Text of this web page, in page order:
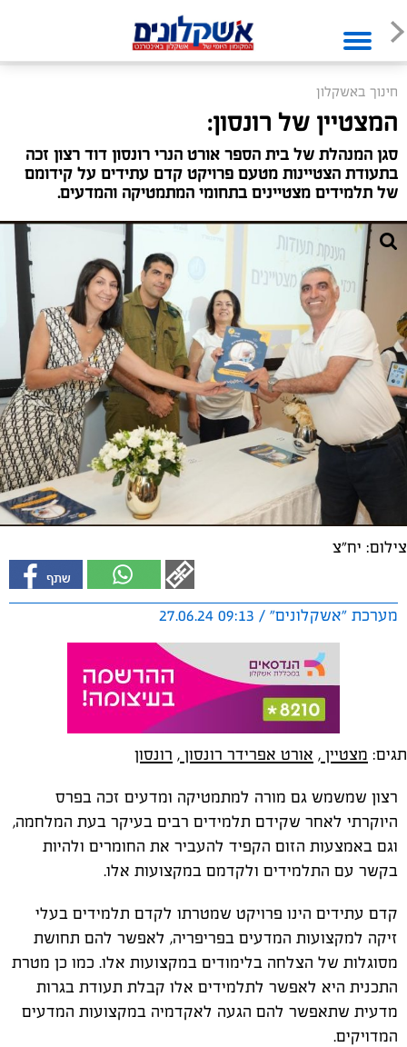
חינוך באשקלון
המצטיין של רונסון:
סגן המנהלת של בית הספר אורט הנרי רונסון דוד רצון זכה
בתעודת הצטיינות מטעם פרויקט קדם עתידים על קידומם
של תלמידים מצטיינים בתחומי המתמטיקה והמדעים.
צילום: יח"צ
מערכת "אשקלונים" / 09:13 27.06.24
תגים: מצטיין , אורט אפרידר רונסון , רונסון
רצון שמשמש גם מורה למתמטיקה ומדעים זכה בפרס
היוקרתי לאחר שקידם תלמידים רבים בעיקר בעת המלחמה,
וגם באמצעות הזום הקפיד להעביר את החומרים ולהיות
בקשר עם התלמידים ולקדמם במקצועות אלו.
קדם עתידים הינו פרויקט שמטרתו לקדם תלמידים בעלי
זיקה למקצועות המדעים בפריפריה, לאפשר להם תחושת
מסוגלות של הצלחה בלימודים במקצועות אלו. כמו כן מטרת
התכנית היא לאפשר לתלמידים אלו קבלת תעודת בגרות
מדעית שתאפשר להם הגעה לאקדמיה במקצועות המדעים
המדויקים.